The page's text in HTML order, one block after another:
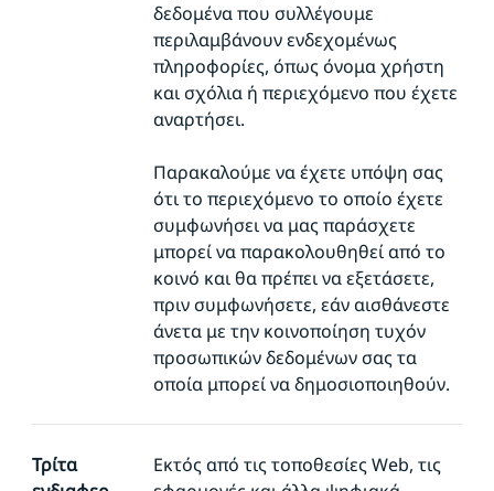
δεδομένα που συλλέγουμε
περιλαμβάνουν ενδεχομένως
πληροφορίες, όπως όνομα χρήστη
και σχόλια ή περιεχόμενο που έχετε
αναρτήσει.
Παρακαλούμε να έχετε υπόψη σας
ότι το περιεχόμενο το οποίο έχετε
συμφωνήσει να μας παράσχετε
μπορεί να παρακολουθηθεί από το
κοινό και θα πρέπει να εξετάσετε,
πριν συμφωνήσετε, εάν αισθάνεστε
άνετα με την κοινοποίηση τυχόν
προσωπικών δεδομένων σας τα
οποία μπορεί να δημοσιοποιηθούν.
Τρίτα
Εκτός από τις τοποθεσίες Web, τις